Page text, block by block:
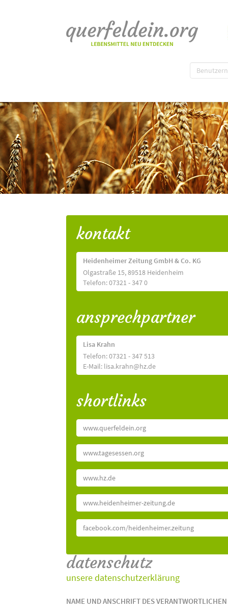
kontakt
Heidenheimer Zeitung GmbH & Co. KG
Olgastraße 15, 89518 Heidenheim
Telefon: 07321 - 347 0
ansprechpartner
Lisa Krahn
Telefon: 07321 - 347 513
E-Mail: lisa.krahn@hz.de
shortlinks
www.querfeldein.org
www.tagesessen.org
www.hz.de
www.heidenheimer-zeitung.de
facebook.com/heidenheimer.zeitung
datenschutz
unsere datenschutzerklärung
NAME UND ANSCHRIFT DES VERANTWORTLICHEN